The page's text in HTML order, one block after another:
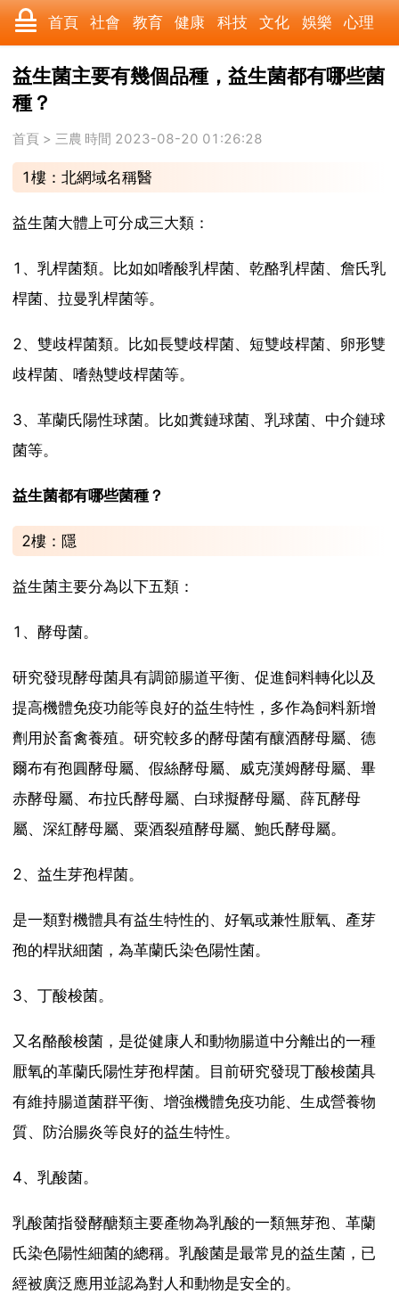
首頁 社會 教育 健康 科技 文化 娛樂 心理
數碼 汽車 美食 遊戲 時尚 家居 財經 旅遊
收藏 國際 軍事
益生菌主要有幾個品種，益生菌都有哪些菌
種？
首頁 > 三農 時間 2023-08-20 01:26:28
1樓：北網域名稱醫
益生菌大體上可分成三大類：
1、乳桿菌類。比如如嗜酸乳桿菌、乾酪乳桿菌、詹氏乳
桿菌、拉曼乳桿菌等。
2、雙歧桿菌類。比如長雙歧桿菌、短雙歧桿菌、卵形雙
歧桿菌、嗜熱雙歧桿菌等。
3、革蘭氏陽性球菌。比如糞鏈球菌、乳球菌、中介鏈球
菌等。
益生菌都有哪些菌種？
2樓：隱
益生菌主要分為以下五類：
1、酵母菌。
研究發現酵母菌具有調節腸道平衡、促進飼料轉化以及
提高機體免疫功能等良好的益生特性，多作為飼料新增
劑用於畜禽養殖。研究較多的酵母菌有釀酒酵母屬、德
爾布有孢圓酵母屬、假絲酵母屬、威克漢姆酵母屬、畢
赤酵母屬、布拉氏酵母屬、白球擬酵母屬、薛瓦酵母
屬、深紅酵母屬、粟酒裂殖酵母屬、鮑氏酵母屬。
2、益生芽孢桿菌。
是一類對機體具有益生特性的、好氧或兼性厭氧、產芽
孢的桿狀細菌，為革蘭氏染色陽性菌。
3、丁酸梭菌。
又名酪酸梭菌，是從健康人和動物腸道中分離出的一種
厭氧的革蘭氏陽性芽孢桿菌。目前研究發現丁酸梭菌具
有維持腸道菌群平衡、增強機體免疫功能、生成營養物
質、防治腸炎等良好的益生特性。
4、乳酸菌。
乳酸菌指發酵醣類主要產物為乳酸的一類無芽孢、革蘭
氏染色陽性細菌的總稱。乳酸菌是最常見的益生菌，已
經被廣泛應用並認為對人和動物是安全的。